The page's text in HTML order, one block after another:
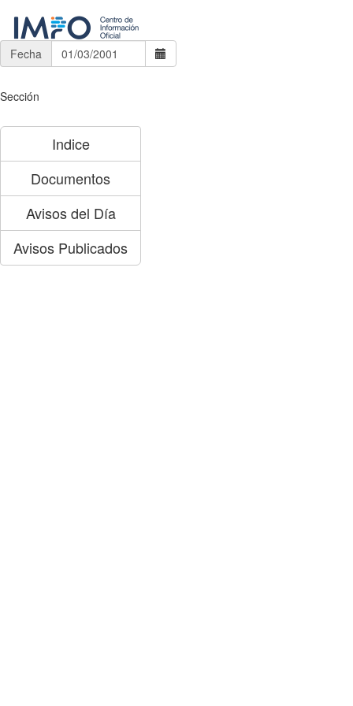
Fecha
Sección
Indice
Documentos
Avisos del Día
Avisos Publicados